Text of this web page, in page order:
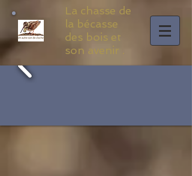
La chasse de
la bécasse
des bois et
son avenir .